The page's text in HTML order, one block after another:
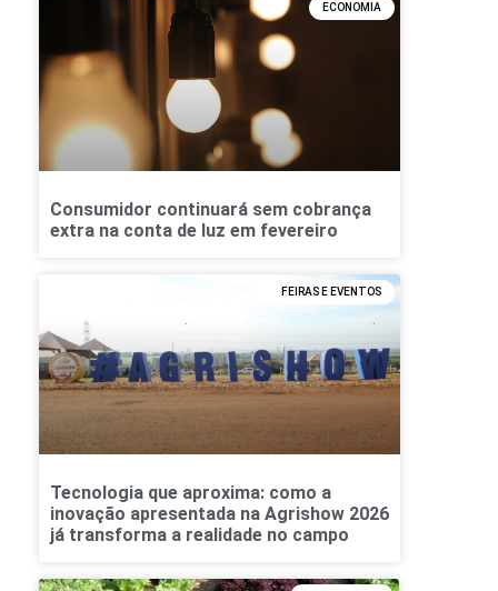
ECONOMIA
Consumidor continuará sem cobrança
extra na conta de luz em fevereiro
FEIRAS E EVENTOS
Tecnologia que aproxima: como a
inovação apresentada na Agrishow 2026
já transforma a realidade no campo